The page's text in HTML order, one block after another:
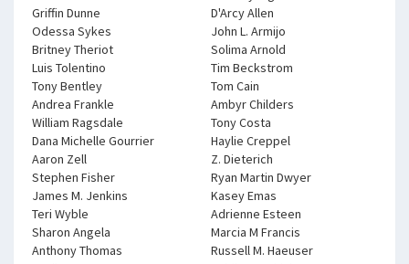
Griffin Dunne
Odessa Sykes
Britney Theriot
Luis Tolentino
Tony Bentley
Andrea Frankle
William Ragsdale
Dana Michelle Gourrier
Aaron Zell
Stephen Fisher
James M. Jenkins
Teri Wyble
Sharon Angela
Anthony Thomas
D'Arcy Allen
John L. Armijo
Solima Arnold
Tim Beckstrom
Tom Cain
Ambyr Childers
Tony Costa
Haylie Creppel
Z. Dieterich
Ryan Martin Dwyer
Kasey Emas
Adrienne Esteen
Marcia M Francis
Russell M. Haeuser